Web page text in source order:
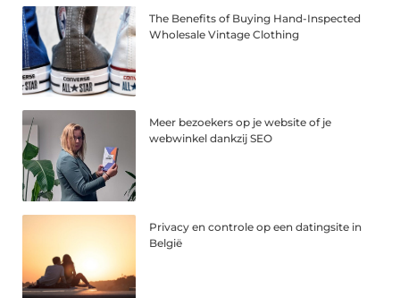
The Benefits of Buying Hand-Inspected
Wholesale Vintage Clothing
Meer bezoekers op je website of je
webwinkel dankzij SEO
Privacy en controle op een datingsite in
België